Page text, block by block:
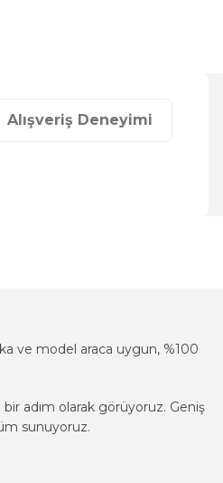
Alışveriş Deneyimi
ve model araca uygun, %100
adım olarak görüyoruz. Geniş
sunuyoruz.
ve model araca uygun, %100